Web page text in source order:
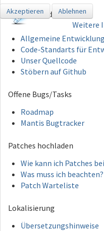
MediaPortal 1
Allgemeine
Code-Standarts für
Unser Quellcode
Stöbern auf Github
Offene Bugs/Tasks
Roadmap
Mantis Bugtracker
Patches hochladen
Wie kann ich Patches
Was muss ich beachten?
Patch Warteliste
Lokalisierung
Übersetzungshinweise
Akzeptieren Ablehnen
Weitere